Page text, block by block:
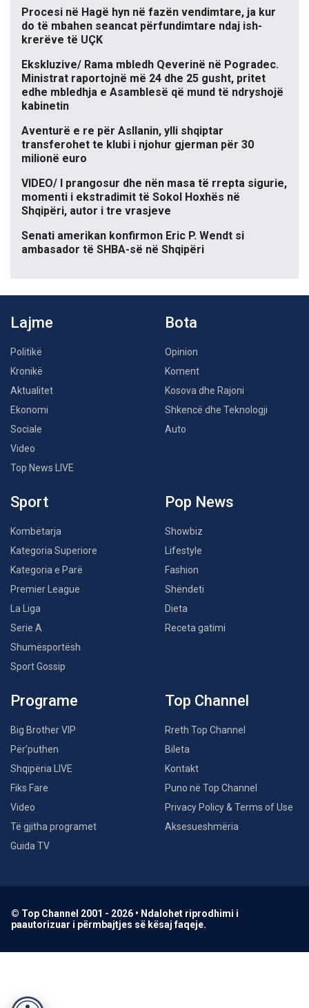
Procesi në Hagë hyn në fazën vendimtare, ja kur
do të mbahen seancat përfundimtare ndaj ish-
krerëve të UÇK
Ekskluzive/ Rama mbledh Qeverinë në Pogradec.
Ministrat raportojnë më 24 dhe 25 gusht, pritet
edhe mbledhja e Asamblesë që mund të ndryshojë
kabinetin
Aventurë e re për Asllanin, ylli shqiptar
transferohet te klubi i njohur gjerman për 30
milionë euro
VIDEO/ I prangosur dhe nën masa të rrepta sigurie,
momenti i ekstradimit të Sokol Hoxhës në
Shqipëri, autor i tre vrasjeve
Senati amerikan konfirmon Eric P. Wendt si
ambasador të SHBA-së në Shqipëri
Lajme
Politikë
Kronikë
Aktualitet
Ekonomi
Sociale
Video
Top News LIVE
Bota
Opinion
Koment
Kosova dhe Rajoni
Shkencë dhe Teknologji
Auto
Sport
Kombëtarja
Kategoria Superiore
Kategoria e Parë
Premier League
La Liga
Serie A
Shumësportësh
Sport Gossip
Pop News
Showbiz
Lifestyle
Fashion
Shëndeti
Dieta
Receta gatimi
Programe
Big Brother VIP
Për’puthen
Shqipëria LIVE
Fiks Fare
Video
Të gjitha programet
Guida TV
Top Channel
Rreth Top Channel
Bileta
Kontakt
Puno në Top Channel
Privacy Policy & Terms of Use
Aksesueshmëria
© Top Channel 2001 - 2026 • Ndalohet riprodhimi i
paautorizuar i përmbajtjes së kësaj faqeje.